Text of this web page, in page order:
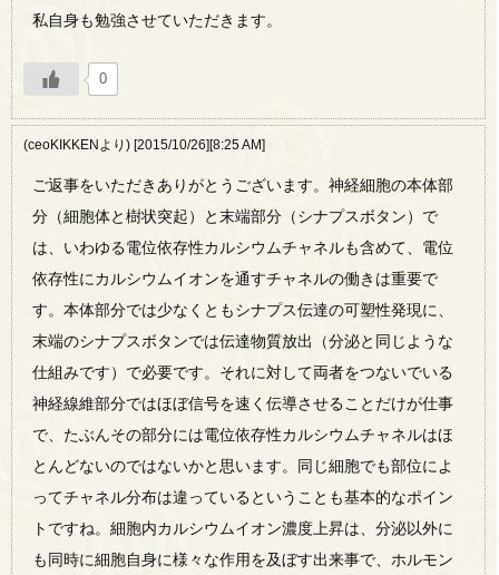
私自身も勉強させていただきます。
0
(ceoKIKKENより) [2015/10/26][8:25 AM]
ご返事をいただきありがとうございます。神経細胞の本体部
分（細胞体と樹状突起）と末端部分（シナプスボタン）で
は、いわゆる電位依存性カルシウムチャネルも含めて、電位
依存性にカルシウムイオンを通すチャネルの働きは重要で
す。本体部分では少なくともシナプス伝達の可塑性発現に、
末端のシナプスボタンでは伝達物質放出（分泌と同じような
仕組みです）で必要です。それに対して両者をつないでいる
神経線維部分ではほぼ信号を速く伝導させることだけが仕事
で、たぶんその部分には電位依存性カルシウムチャネルはほ
とんどないのではないかと思います。同じ細胞でも部位によ
ってチャネル分布は違っているということも基本的なポイン
トですね。細胞内カルシウムイオン濃度上昇は、分泌以外に
も同時に細胞自身に様々な作用を及ぼす出来事で、ホルモン